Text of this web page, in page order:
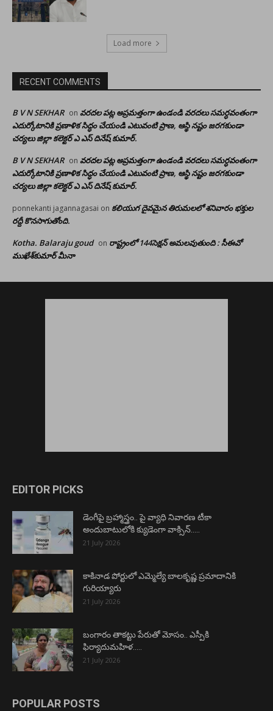
Load more
RECENT COMMENTS
B V N SEKHAR on వరదల పట్ల అప్రమత్తంగా ఉండండి వరదలు సమర్ధవంతంగా
ఎదుర్కోటానికి ప్రణాళిక సిద్ధం చేయండి ఎటువంటి ప్రాణ, ఆస్థి నష్టం జరగకుండా
చర్యలు జిల్లా కలెక్టర్ ఎ ఎస్ దినేష్ కుమార్.
B V N SEKHAR on వరదల పట్ల అప్రమత్తంగా ఉండండి వరదలు సమర్ధవంతంగా
ఎదుర్కోటానికి ప్రణాళిక సిద్ధం చేయండి ఎటువంటి ప్రాణ, ఆస్థి నష్టం జరగకుండా
చర్యలు జిల్లా కలెక్టర్ ఎ ఎస్ దినేష్ కుమార్.
ponnekanti jagannagasai on కలియుగ దైవమైన తిరుమలలో శనివారం భక్తుల
రద్దీ కొనసాగుతోంది.
Kotha. Balaraju goud on రాష్ట్రంలో 144సెక్షన్ అమలవుతుంది : సీఈవో
ముఖేశ్‌కుమార్‌ మీనా
EDITOR PICKS
డెంగీపై బ్రహ్మాస్త్రం.. పై వ్యాధి నివారణ టీకా
అందుబాటులోకి క్యుడెంగా వాక్సిన్…..
21 July 2026
కాకినాడ పోర్టులో ఎమ్మెల్యే బాలకృష్ణ ప్రమాదానికి
గురియ్యారు
21 July 2026
బంగారం తాకట్టు పేరుతో మోసం.. ఎస్పీకి
ఫిర్యాదుమహిళ…..
21 July 2026
POPULAR POSTS